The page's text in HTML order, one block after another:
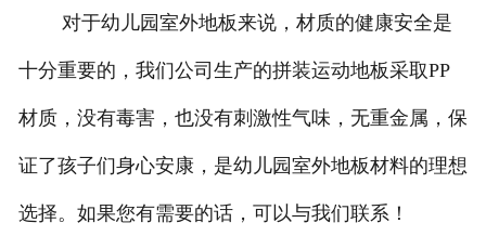
对于幼儿园室外地板来说，材质的健康安全是
十分重要的，我们公司生产的拼装运动地板采取PP
材质，没有毒害，也没有刺激性气味，无重金属，保
证了孩子们身心安康，是幼儿园室外地板材料的理想
选择。如果您有需要的话，可以与我们联系！